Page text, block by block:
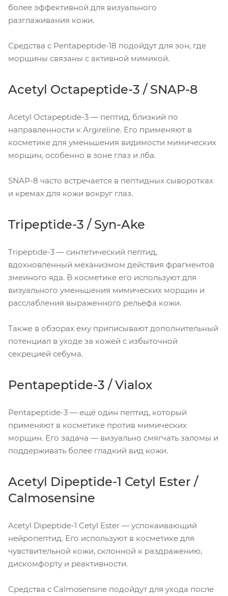
более эффективной для визуального
разглаживания кожи.
Средства с Pentapeptide-18 подойдут для зон, где
морщины связаны с активной мимикой.
Acetyl Octapeptide-3 / SNAP-8
Acetyl Octapeptide-3 — пептид, близкий по
направленности к Argireline. Его применяют в
косметике для уменьшения видимости мимических
морщин, особенно в зоне глаз и лба.
SNAP-8 часто встречается в пептидных сыворотках
и кремах для кожи вокруг глаз.
Tripeptide-3 / Syn-Ake
Tripeptide-3 — синтетический пептид,
вдохновлённый механизмом действия фрагментов
змеиного яда. В косметике его используют для
визуального уменьшения мимических морщин и
расслабления выраженного рельефа кожи.
Также в обзорах ему приписывают дополнительный
потенциал в уходе за кожей с избыточной
секрецией себума.
Pentapeptide-3 / Vialox
Pentapeptide-3 — ещё один пептид, который
применяют в косметике против мимических
морщин. Его задача — визуально смягчать заломы и
поддерживать более гладкий вид кожи.
Acetyl Dipeptide-1 Cetyl Ester /
Calmosensine
Acetyl Dipeptide-1 Cetyl Ester — успокаивающий
нейропептид. Его используют в косметике для
чувствительной кожи, склонной к раздражению,
дискомфорту и реактивности.
Средства с Calmosensine подойдут для ухода после